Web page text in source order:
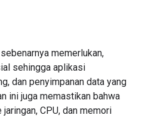
memerlukan,
sehingga aplikasi
dan penyimpanan data yang
ini juga memastikan bahwa
jaringan, CPU, dan memori